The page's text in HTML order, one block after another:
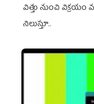
విత్తు నుంచి
నిలుస్తూ..